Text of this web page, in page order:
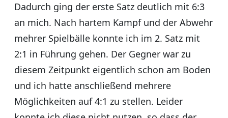
Dadurch ging der erste Satz deutlich mit 6:3
an mich. Nach hartem Kampf und der Abwehr
mehrer Spielbälle konnte ich im 2. Satz mit
2:1 in Führung gehen. Der Gegner war zu
diesem Zeitpunkt eigentlich schon am Boden
und ich hatte anschließend mehrere
Möglichkeiten auf 4:1 zu stellen. Leider